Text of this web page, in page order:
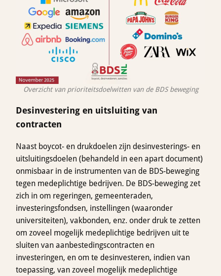
Overzicht van prioriteitsdoelwitten van de BDS beweging
Desinvestering en uitsluiting van
contracten
Naast boycot- en drukdoelen zijn desinvesterings- en
uitsluitingsdoelen (behandeld in een apart document)
onmisbaar in de instrumenten van de BDS-beweging
tegen medeplichtige bedrijven. De BDS-beweging zet
zich in om regeringen, gemeenteraden,
investeringsfondsen, instellingen (waaronder
universiteiten), vakbonden, enz. onder druk te zetten
om zoveel mogelijk medeplichtige bedrijven uit te
sluiten van aanbestedingscontracten en
investeringen, en om te desinvesteren, indien van
toepassing, van zoveel mogelijk medeplichtige